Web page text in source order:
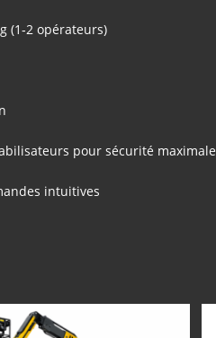
(1‑2 opérateurs)
pour sécurité maximale
intuitives